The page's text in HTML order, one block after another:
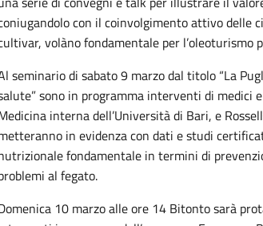
con il coinvolgimento attivo delle
volàno fondamentale per l’oleoturismo
seminario di sabato 9 marzo dal titolo “La
sono in programma interventi di
interna dell’Università di Bari, e
in evidenza con dati e studi
fondamentale in termini di
al fegato.
10 marzo alle ore 14 Bitonto sarà